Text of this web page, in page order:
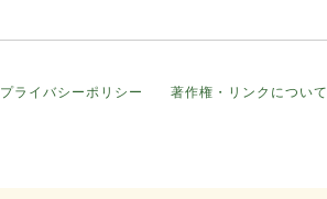
プライバシーポリシー 著作権・リンクについて